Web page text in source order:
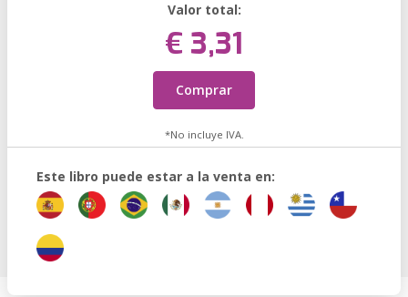
Valor total:
€ 3,31
Comprar
*No incluye IVA.
Este libro puede estar a la venta en: